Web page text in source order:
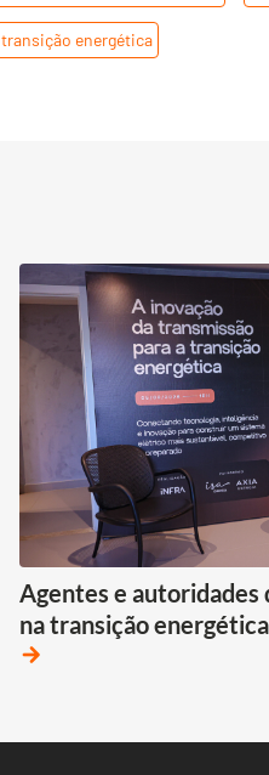
transição energética
Agentes e
na transição energética
arrow_forward